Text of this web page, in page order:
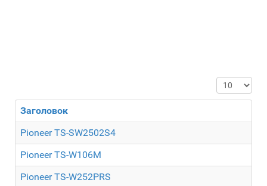
Кол-во
Заголовок
Pioneer TS-SW2502S4
Pioneer TS-W106M
Pioneer TS-W252PRS